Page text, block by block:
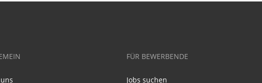
FÜR BEWERBENDE
Jobs suchen